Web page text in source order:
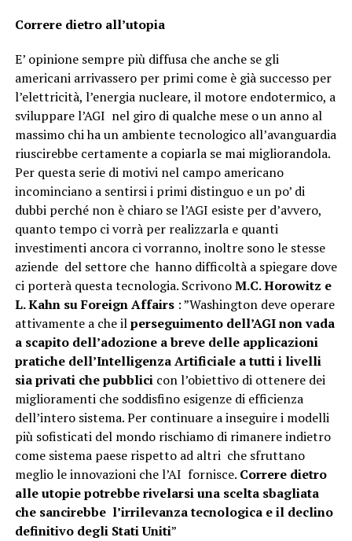
Correre dietro all’utopia
E’ opinione sempre più diffusa che anche se gli
americani arrivassero per primi come è già successo per
l’elettricità, l’energia nucleare, il motore endotermico, a
sviluppare l’AGI nel giro di qualche mese o un anno al
massimo chi ha un ambiente tecnologico all’avanguardia
riuscirebbe certamente a copiarla se mai migliorandola.
Per questa serie di motivi nel campo americano
incominciano a sentirsi i primi distinguo e un po’ di
dubbi perché non è chiaro se l’AGI esiste per d’avvero,
quanto tempo ci vorrà per realizzarla e quanti
investimenti ancora ci vorranno, inoltre sono le stesse
aziende del settore che hanno difficoltà a spiegare dove
ci porterà questa tecnologia. ScrivonoM.C. Horowitz e
L. Kahn su Foreign Affairs: ”Washington deve operare
attivamente a che ilperseguimento dell’AGI non vada
a scapito dell’adozione a breve delle applicazioni
pratiche dell’Intelligenza Artificiale a tutti i livelli
sia privati che pubblicicon l’obiettivo di ottenere dei
miglioramenti che soddisfino esigenze di efficienza
dell’intero sistema. Per continuare a inseguire i modelli
più sofisticati del mondo rischiamo di rimanere indietro
come sistema paese rispetto ad altri che sfruttano
meglio le innovazioni che l’AI fornisce. Correre dietro
alle utopie potrebbe rivelarsi una scelta sbagliata
che sancirebbe l’irrilevanza tecnologica e il declino
definitivo degli Stati Uniti”